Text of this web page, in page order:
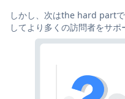
しかし、次はthe hard part
してより多くの訪問者をサポ